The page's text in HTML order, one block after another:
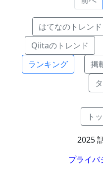
はてなのトレンド
Qiitaのトレンド
ランキング
掲
ト
2025
プライバ